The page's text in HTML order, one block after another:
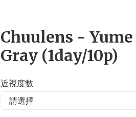
Chuulens -
Gray (1day/10p)
近視度數